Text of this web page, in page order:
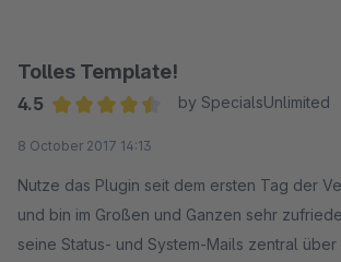
Tolles Template!
4.5
by SpecialsUnlimited
8 October 2017 14:13
Nutze das Plugin seit dem ersten Tag der
und bin im Großen und Ganzen sehr
seine Status- und System-Mails zentral über